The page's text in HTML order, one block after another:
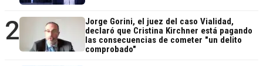
2
Jorge Gorini, el juez del caso Vialidad,
declaró que Cristina Kirchner está pagando
las consecuencias de cometer "un delito
comprobado"